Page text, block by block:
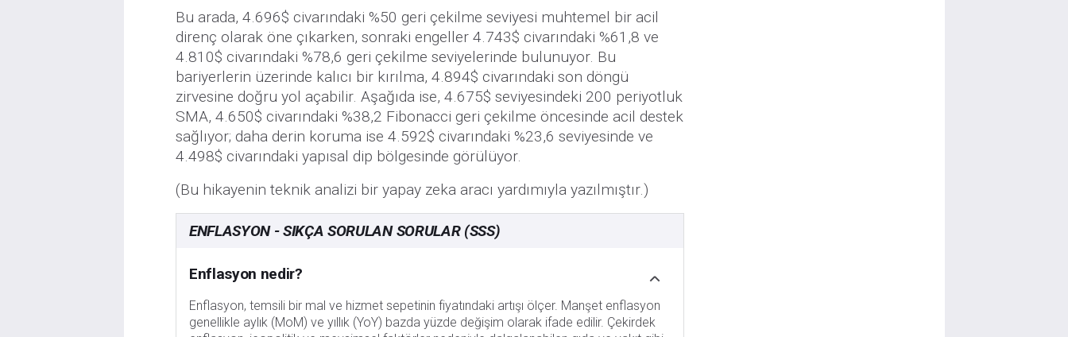
Bu arada, 4.696$ civarındaki %50 geri çekilme seviyesi muhtemel bir acil
direnç olarak öne çıkarken, sonraki engeller 4.743$ civarındaki %61,8 ve
4.810$ civarındaki %78,6 geri çekilme seviyelerinde bulunuyor. Bu
bariyerlerin üzerinde kalıcı bir kırılma, 4.894$ civarındaki son döngü
zirvesine doğru yol açabilir. Aşağıda ise, 4.675$ seviyesindeki 200 periyotluk
SMA, 4.650$ civarındaki %38,2 Fibonacci geri çekilme öncesinde acil destek
sağlıyor; daha derin koruma ise 4.592$ civarındaki %23,6 seviyesinde ve
4.498$ civarındaki yapısal dip bölgesinde görülüyor.
(Bu hikayenin teknik analizi bir yapay zeka aracı yardımıyla yazılmıştır.)
ENFLASYON - SIKÇA SORULAN SORULAR (SSS)
Enflasyon nedir?
Enflasyon, temsili bir mal ve hizmet sepetinin fiyatındaki artışı ölçer. Manşet enflasyon
genellikle aylık (MoM) ve yıllık (YoY) bazda yüzde değişim olarak ifade edilir. Çekirdek